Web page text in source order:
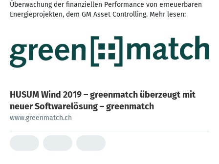
Überwachung der finanziellen Performance von erneuerbaren
Energieprojekten, dem GM Asset Controlling. Mehr lesen:
HUSUM Wind 2019 – greenmatch überzeugt mit
neuer Softwarelösung – greenmatch
www.greenmatch.ch